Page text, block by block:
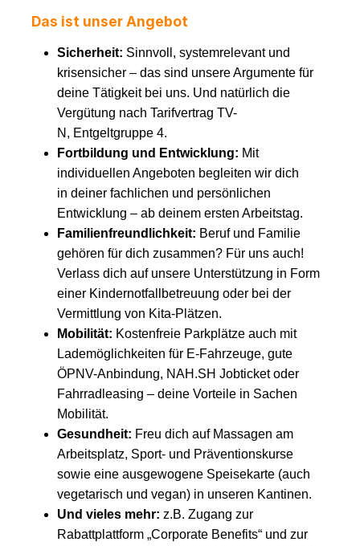
Das ist unser Angebot
Sicherheit: Sinnvoll, systemrelevant und
krisensicher – das sind unsere Argumente für
deine Tätigkeit bei uns. Und natürlich die
Vergütung nach Tarifvertrag TV-
N, Entgeltgruppe 4.
Fortbildung und Entwicklung: Mit
individuellen Angeboten begleiten wir dich
in deiner fachlichen und persönlichen
Entwicklung – ab deinem ersten Arbeitstag.
Familienfreundlichkeit: Beruf und Familie
gehören für dich zusammen? Für uns auch!
Verlass dich auf unsere Unterstützung in Form
einer Kindernotfallbetreuung oder bei der
Vermittlung von Kita-Plätzen.
Mobilität: Kostenfreie Parkplätze auch mit
Lademöglichkeiten für E-Fahrzeuge, gute
ÖPNV-Anbindung, NAH.SH Jobticket oder
Fahrradleasing – deine Vorteile in Sachen
Mobilität.
Gesundheit: Freu dich auf Massagen am
Arbeitsplatz, Sport- und Präventionskurse
sowie eine ausgewogene Speisekarte (auch
vegetarisch und vegan) in unseren Kantinen.
Und vieles mehr: z.B. Zugang zur
Rabattplattform „Corporate Benefits“ und zur